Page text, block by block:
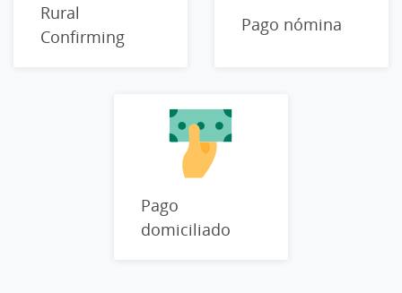
Rural
Confirming
Pago nómina
Pago
domiciliado